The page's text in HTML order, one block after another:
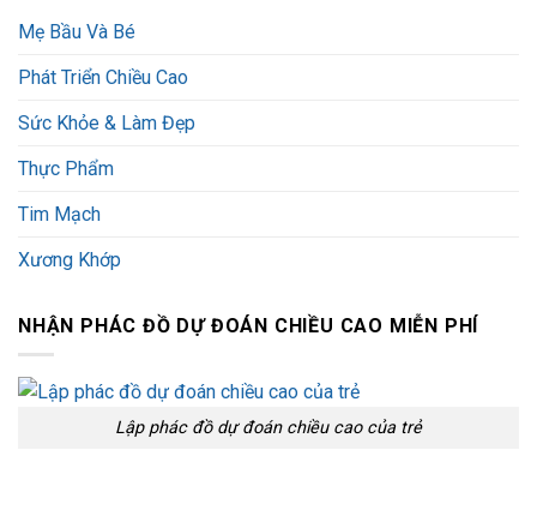
Mẹ Bầu Và Bé
Phát Triển Chiều Cao
Sức Khỏe & Làm Đẹp
Thực Phẩm
Tim Mạch
Xương Khớp
NHẬN PHÁC ĐỒ DỰ ĐOÁN CHIỀU CAO MIỄN PHÍ
Lập phác đồ dự đoán chiều cao của trẻ